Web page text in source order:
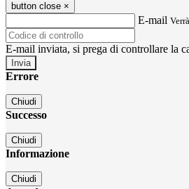
button close ×
E-mail
E-mail inviata, si prega di controllare la
Errore
Chiudi
Successo
Chiudi
Informazione
Chiudi